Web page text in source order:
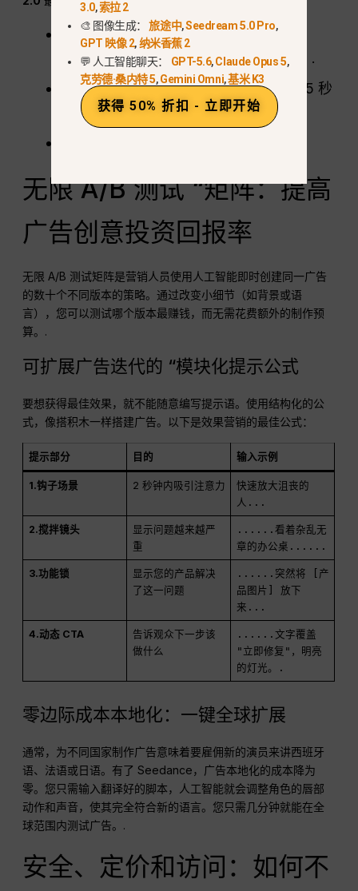
视频宽高比：介于 0.4 和 2.5 之间
（TikTok/Reels 的理想比例为 9:16）。.
持续时间将单个场景的时间控制在 2-15 秒
之间，以达到最佳效果。.
无限 A/B 测试 “矩阵：提高
广告创意投资回报率
无限 A/B 测试矩阵是营销人员使用人工智能即时创建同一广告
的数十个不同版本的策略。通过改变小细节（如背景或语
言），您可以测试哪个版本最赚钱，而无需花费额外的制作预
算。.
可扩展广告迭代的 “模块化提示公式
要想获得最佳效果，就不能随意编写提示语。使用结构化的公
式，像搭积木一样搭建广告。以下是效果营销的最佳公式：
提示部分 目的 输入示例
1.钩子场景 2 秒钟内吸引注意力
快速放大沮丧的
人...
2.搅拌镜头
显示问题越来越严
重
......看着杂乱无
章的办公桌......
3.功能锁
显示您的产品解决
了这一问题
......突然将 [产
品图片] 放下
来...
4.动态 CTA
告诉观众下一步该
做什么
......文字覆盖
"立即修复"，明亮
的灯光。.
零边际成本本地化：一键全球扩展
通常，为不同国家制作广告意味着要雇佣新的演员来讲西班牙
语、法语或日语。有了 Seedance，广告本地化的成本降为
零。您只需输入翻译好的脚本，人工智能就会调整角色的唇部
动作和声音，使其完全符合新的语言。您只需几分钟就能在全
球范围内测试广告。.
安全、定价和访问：如何不
3.0,索拉 2
🎨 图像生成：旅途中,Seedream 5.0 Pro,
GPT 映像 2,纳米香蕉 2
💬 人工智能聊天： GPT-5.6,Claude Opus 5,
克劳德·桑内特 5,Gemini Omni,基米 K3
获得 50% 折扣 - 立即开始